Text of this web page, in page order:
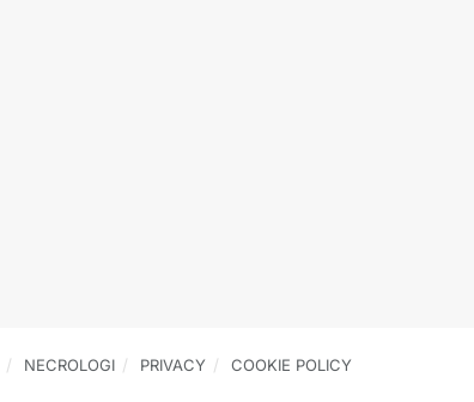
NECROLOGI PRIVACY COOKIE POLICY